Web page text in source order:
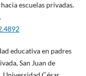
escuelas privadas.
educativa en padres
San Juan de